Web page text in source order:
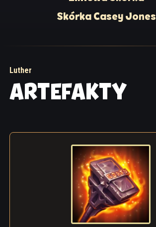
Skórka Casey Jones
Luther
ARTEFAKTY